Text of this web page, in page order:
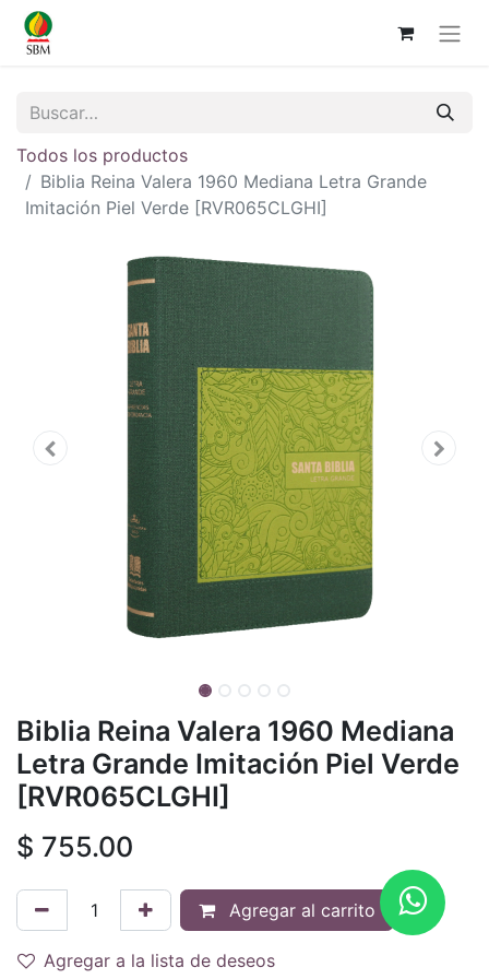
Todos los productos
Biblia Reina Valera 1960 Mediana Letra Grande
Imitación Piel Verde [RVR065CLGHI]
Biblia Reina Valera 1960 Mediana
Letra Grande Imitación Piel Verde
[RVR065CLGHI]
$ 755.00
Agregar al carrito
Agregar a la lista de deseos